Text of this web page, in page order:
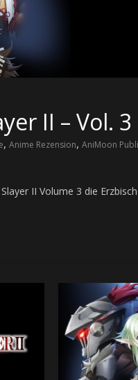
II – Vol.
, Anime Rezension, AniMoon
II Volume 3 die